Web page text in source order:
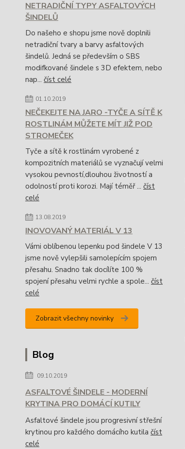
NETRADIČNÍ TYPY ASFALTOVÝCH
ŠINDELŮ
Do našeho e shopu jsme nově doplnili
netradiční tvary a barvy asfaltových
šindelů. Jedná se především o SBS
modifkované šindele s 3D efektem, nebo
nap... číst celé
01.10.2019
NEČEKEJTE NA JARO -TYČE A SÍTĚ K
ROSTLINÁM MŮŽETE MÍT JIŽ POD
STROMEČEK
Tyče a sítě k rostlinám vyrobené z
kompozitních materiálů se vyznačují velmi
vysokou pevností,dlouhou životností a
odolností proti korozi. Mají téměř ... číst
celé
13.08.2019
INOVOVANÝ MATERIÁL V 13
Vámi oblíbenou lepenku pod šindele V 13
jsme nově vylepšili samolepícím spojem
přesahu. Snadno tak docílíte 100 %
spojení přesahu velmi rychle a spole... číst
celé
Zobrazit všechny novinky
Blog
09.10.2019
ASFALTOVÉ ŠINDELE - MODERNÍ
KRYTINA PRO DOMÁCÍ KUTILY
Asfaltové šindele jsou progresivní střešní
krytinou pro každého domácího kutila číst
celé